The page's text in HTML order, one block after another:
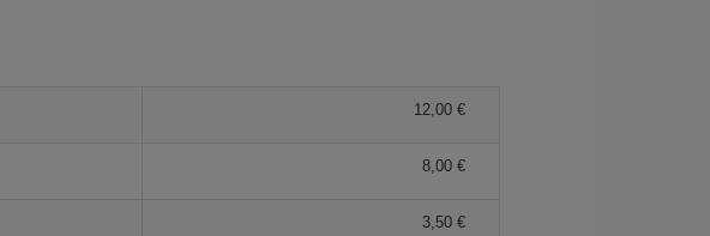
12,00 €
8,00 €
3,50 €